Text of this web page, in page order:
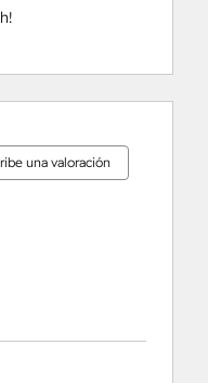
una valoración